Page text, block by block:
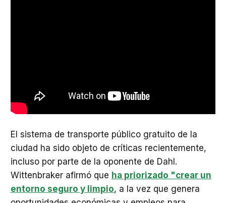
El sistema de transporte público gratuito de la
ciudad ha sido objeto de críticas recientemente,
incluso por parte de la oponente de Dahl.
Wittenbraker afirmó que ha priorizado "crear un
entorno seguro y limpio, a la vez que genera